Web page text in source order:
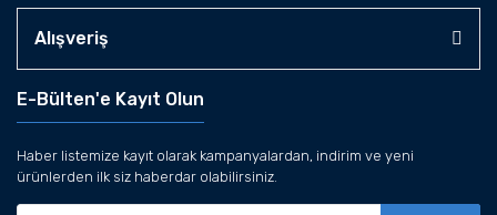
Alışveriş
E-Bülten'e Kayıt Olun
Haber listemize kayıt olarak kampanyalardan, indirim ve yeni
ürünlerden ilk siz haberdar olabilirsiniz.